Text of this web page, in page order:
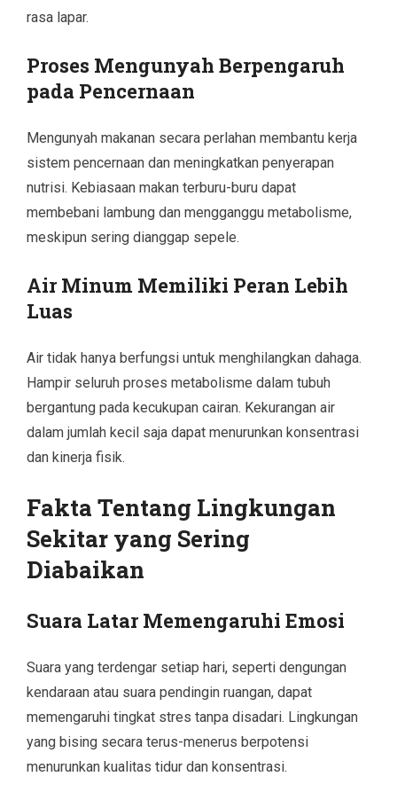
rasa lapar.
Proses Mengunyah Berpengaruh
pada Pencernaan
Mengunyah makanan secara perlahan membantu kerja
sistem pencernaan dan meningkatkan penyerapan
nutrisi. Kebiasaan makan terburu-buru dapat
membebani lambung dan mengganggu metabolisme,
meskipun sering dianggap sepele.
Air Minum Memiliki Peran Lebih
Luas
Air tidak hanya berfungsi untuk menghilangkan dahaga.
Hampir seluruh proses metabolisme dalam tubuh
bergantung pada kecukupan cairan. Kekurangan air
dalam jumlah kecil saja dapat menurunkan konsentrasi
dan kinerja fisik.
Fakta Tentang Lingkungan
Sekitar yang Sering
Diabaikan
Suara Latar Memengaruhi Emosi
Suara yang terdengar setiap hari, seperti dengungan
kendaraan atau suara pendingin ruangan, dapat
memengaruhi tingkat stres tanpa disadari. Lingkungan
yang bising secara terus-menerus berpotensi
menurunkan kualitas tidur dan konsentrasi.